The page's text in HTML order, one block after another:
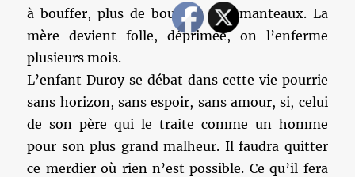
à bouffer, plus de boutons aux manteaux. La
mère devient folle, déprimée, on l’enferme
plusieurs mois.
L’enfant Duroy se débat dans cette vie pourrie
sans horizon, sans espoir, sans amour, si, celui
de son père qui le traite comme un homme
pour son plus grand malheur. Il faudra quitter
ce merdier où rien n’est possible. Ce qu’il fera